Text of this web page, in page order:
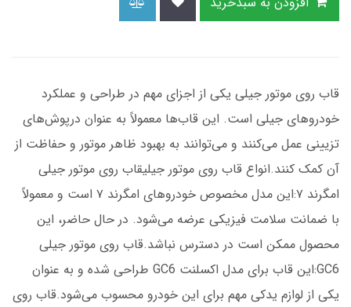
قاب روی موتور جیلی یکی از اجزای مهم در طراحی و عملکرد
خودروهای جیلی است. این قاب‌ها معمولاً به عنوان درپوش‌های
تزیینی عمل می‌کنند و می‌توانند به بهبود ظاهر موتور و حفاظت از
آن کمک کنند.انواع قاب روی موتور جیلیقاب روی موتور جیلی
امگرند ۷:این مدل مخصوص خودروهای امگرند ۷ است و معمولاً
با ضمانت سلامت فیزیکی عرضه می‌شود. در حال حاضر، این
محصول ممکن است در دسترس نباشد.قاب روی موتور جیلی
GC6:این قاب برای مدل اکسلنت GC6 طراحی شده و به عنوان
یکی از لوازم یدکی مهم برای این خودرو محسوب می‌شود.قاب روی